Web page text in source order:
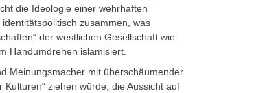
die Ideologie einer wehrhaften
zusammen, was
der westlichen Gesellschaft wie
Handumdrehen islamisiert.
Meinungsmacher mit überschäumender
ziehen würde; die Aussicht auf